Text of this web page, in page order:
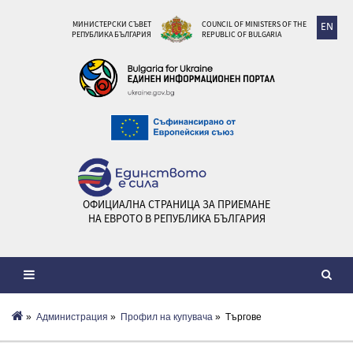
EN
МИНИСТЕРСКИ СЪВЕТ
РЕПУБЛИКА БЪЛГАРИЯ
COUNCIL OF MINISTERS OF THE
REPUBLIC OF BULGARIA
ОФИЦИАЛНА СТРАНИЦА ЗА ПРИЕМАНЕ
НА ЕВРОТО В РЕПУБЛИКА БЪЛГАРИЯ
» Администрация » Профил на купувача » Търгове